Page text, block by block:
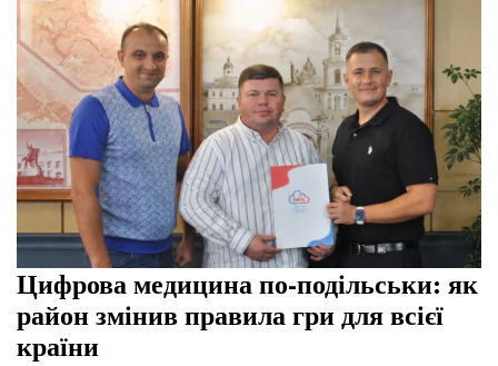
Цифрова медицина по-подільськи: як
район змінив правила гри для всієї
країни